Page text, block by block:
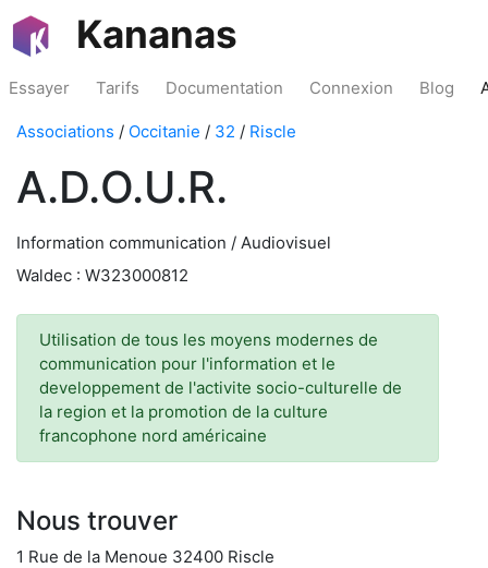
Kananas
Essayer Tarifs Documentation Connexion Blog
Associations / Occitanie / 32 / Riscle
A.D.O.U.R.
Information communication / Audiovisuel
Waldec : W323000812
Utilisation de tous les moyens modernes de
communication pour l'information et le
developpement de l'activite socio-culturelle de
la region et la promotion de la culture
francophone nord américaine
Nous trouver
1 Rue de la Menoue 32400 Riscle